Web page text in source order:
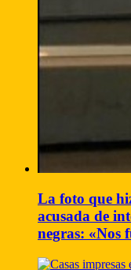
La foto que
acusada de
negras: «Nos